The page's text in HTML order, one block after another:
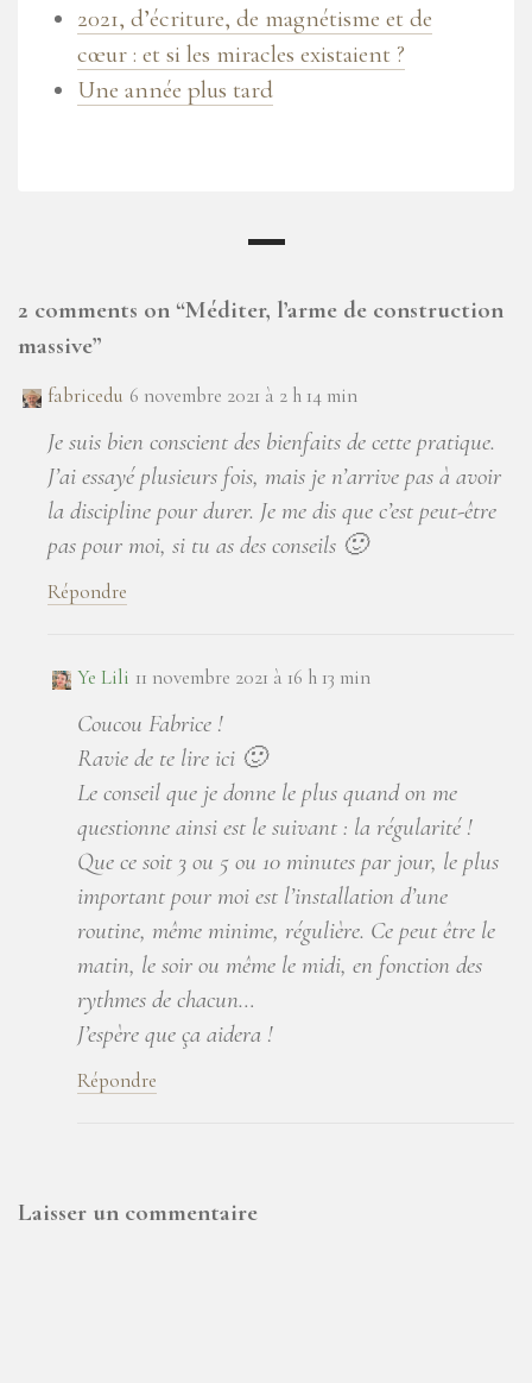
2021, d’écriture, de magnétisme et de
cœur : et si les miracles existaient ?
Une année plus tard
2 comments on “Méditer, l’arme de construction
massive”
fabricedu 6 novembre 2021 à 2 h 14 min
Je suis bien conscient des bienfaits de cette pratique.
J’ai essayé plusieurs fois, mais je n’arrive pas à avoir
la discipline pour durer. Je me dis que c’est peut-être
pas pour moi, si tu as des conseils 🙂
Répondre
Ye Lili 11 novembre 2021 à 16 h 13 min
Coucou Fabrice !
Ravie de te lire ici 🙂
Le conseil que je donne le plus quand on me
questionne ainsi est le suivant : la régularité !
Que ce soit 3 ou 5 ou 10 minutes par jour, le plus
important pour moi est l’installation d’une
routine, même minime, régulière. Ce peut être le
matin, le soir ou même le midi, en fonction des
rythmes de chacun…
J’espère que ça aidera !
Répondre
Laisser un commentaire